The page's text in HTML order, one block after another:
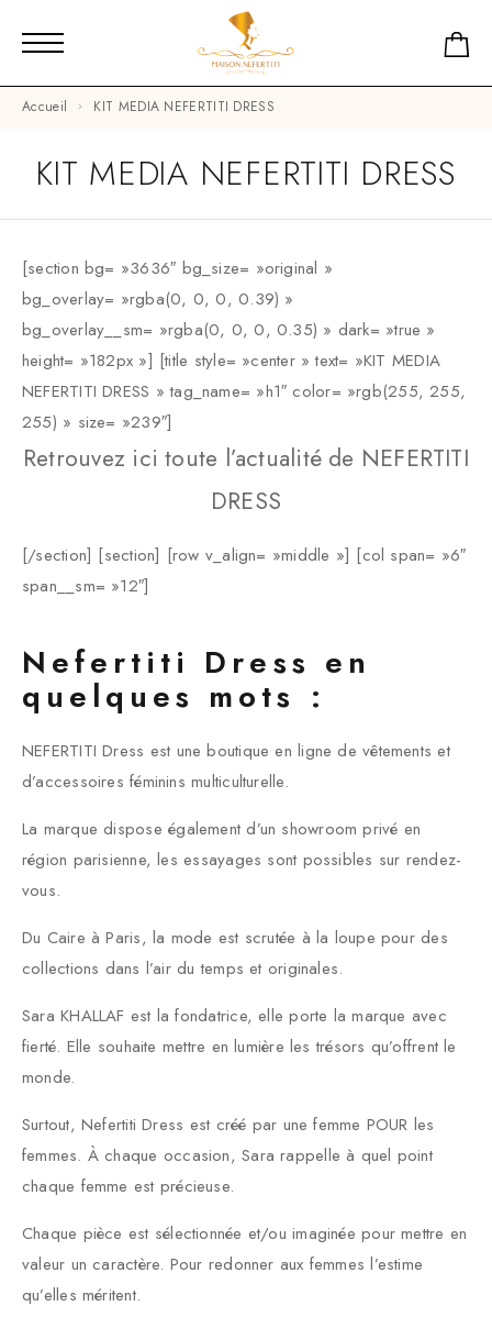
Accueil KIT MEDIA NEFERTITI DRESS
KIT MEDIA NEFERTITI DRESS
[section bg= »3636″ bg_size= »original »
bg_overlay= »rgba(0, 0, 0, 0.39) »
bg_overlay__sm= »rgba(0, 0, 0, 0.35) » dark= »true »
height= »182px »] [title style= »center » text= »KIT MEDIA
NEFERTITI DRESS » tag_name= »h1″ color= »rgb(255, 255,
255) » size= »239″]
Retrouvez ici toute l’actualité de NEFERTITI
DRESS
[/section] [section] [row v_align= »middle »] [col span= »6″
span__sm= »12″]
Nefertiti Dress en
quelques mots :
NEFERTITI Dress est une boutique en ligne de vêtements et
d’accessoires féminins multiculturelle.
La marque dispose également d’un showroom privé en
région parisienne, les essayages sont possibles sur rendez-
vous.
Du Caire à Paris, la mode est scrutée à la loupe pour des
collections dans l’air du temps et originales.
Sara KHALLAF est la fondatrice, elle porte la marque avec
fierté. Elle souhaite mettre en lumière les trésors qu’offrent le
monde.
Surtout, Nefertiti Dress est créé par une femme POUR les
femmes. À chaque occasion, Sara rappelle à quel point
chaque femme est précieuse.
Chaque pièce est sélectionnée et/ou imaginée pour mettre en
valeur un caractère. Pour redonner aux femmes l’estime
qu’elles méritent.